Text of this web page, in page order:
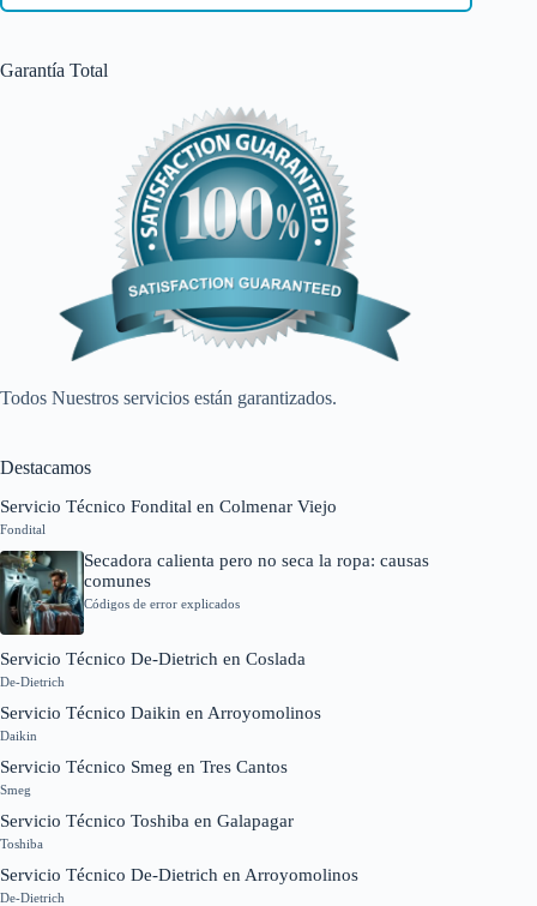
Garantía Total
Todos Nuestros servicios están garantizados.
Destacamos
Servicio Técnico Fondital en Colmenar Viejo
Fondital
Secadora calienta pero no seca la ropa: causas
comunes
Códigos de error explicados
Servicio Técnico De-Dietrich en Coslada
De-Dietrich
Servicio Técnico Daikin en Arroyomolinos
Daikin
Servicio Técnico Smeg en Tres Cantos
Smeg
Servicio Técnico Toshiba en Galapagar
Toshiba
Servicio Técnico De-Dietrich en Arroyomolinos
De-Dietrich